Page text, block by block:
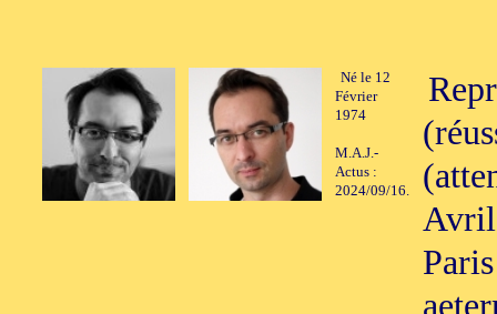
Né le 12
Février
1974
M.A.J.-
Actus :
2024/09/16.
Avril